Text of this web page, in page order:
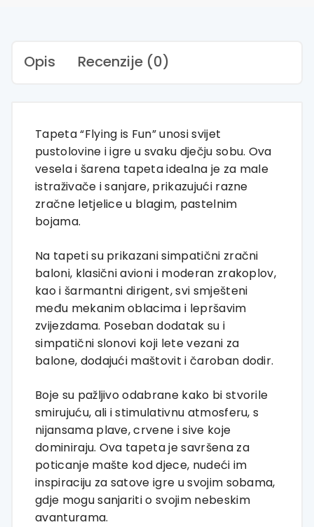
količina
Opis Recenzije (0)
Tapeta “Flying is Fun” unosi svijet
pustolovine i igre u svaku dječju sobu. Ova
vesela i šarena tapeta idealna je za male
istraživače i sanjare, prikazujući razne
zračne letjelice u blagim, pastelnim
bojama.
Na tapeti su prikazani simpatični zračni
baloni, klasični avioni i moderan zrakoplov,
kao i šarmantni dirigent, svi smješteni
među mekanim oblacima i lepršavim
zvijezdama. Poseban dodatak su i
simpatični slonovi koji lete vezani za
balone, dodajući maštovit i čaroban dodir.
Boje su pažljivo odabrane kako bi stvorile
smirujuću, ali i stimulativnu atmosferu, s
nijansama plave, crvene i sive koje
dominiraju. Ova tapeta je savršena za
poticanje mašte kod djece, nudeći im
inspiraciju za satove igre u svojim sobama,
gdje mogu sanjariti o svojim nebeskim
avanturama.